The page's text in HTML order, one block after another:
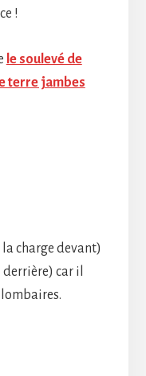
!
le soulevé de
terre jambes
la charge devant)
car il